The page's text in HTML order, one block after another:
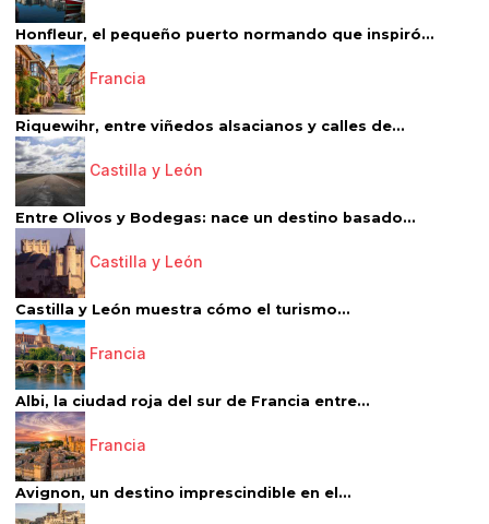
Honfleur, el pequeño puerto normando que inspiró...
Francia
Riquewihr, entre viñedos alsacianos y calles de...
Castilla y León
Entre Olivos y Bodegas: nace un destino basado...
Castilla y León
Castilla y León muestra cómo el turismo...
Francia
Albi, la ciudad roja del sur de Francia entre...
Francia
Avignon, un destino imprescindible en el...